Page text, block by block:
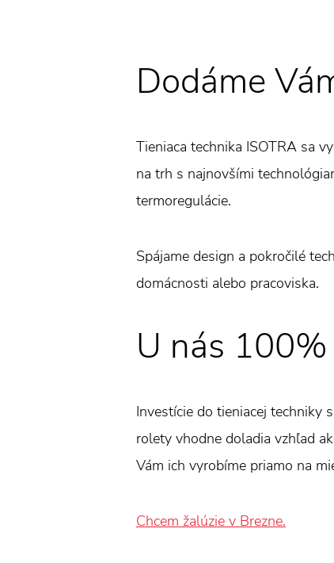
Dodáme
Tieniaca technika ISOTRA sa
na trh s najnovšími
termoregulácie.
Spájame design a pokročilé
domácnosti alebo pracoviska.
U nás
Investície do tieniacej techniky
rolety vhodne doladia vzhľad
Vám ich vyrobíme priamo na
Chcem žalúzie v Brezne.